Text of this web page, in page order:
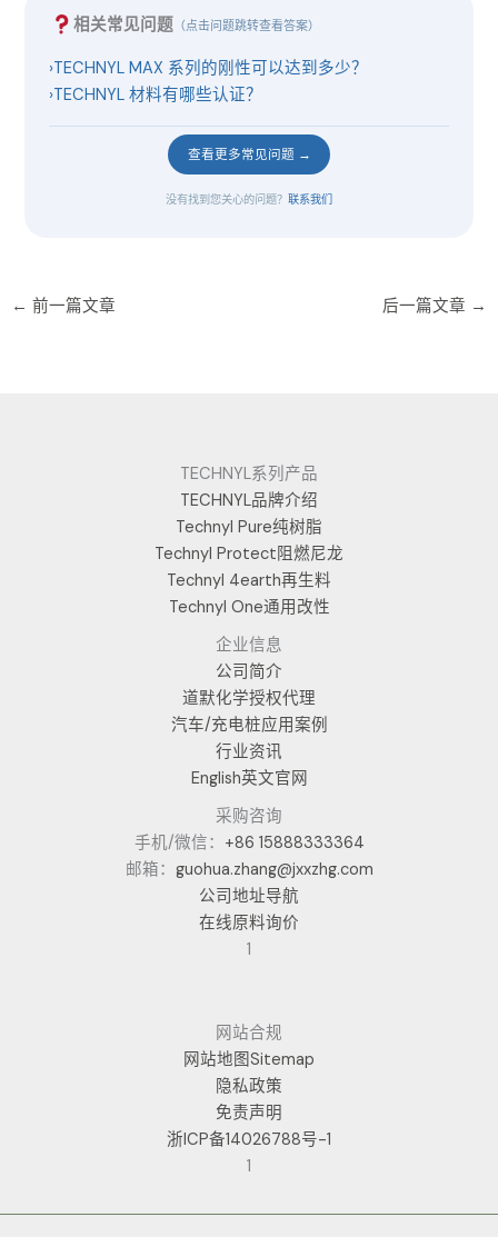
相关常见问题（点击问题跳转查看答案）
›TECHNYL MAX 系列的刚性可以达到多少？
›TECHNYL 材料有哪些认证？
查看更多常见问题 →
没有找到您关心的问题？ 联系我们
← 前一篇文章 后一篇文章 →
TECHNYL系列产品
TECHNYL品牌介绍
Technyl Pure纯树脂
Technyl Protect阻燃尼龙
Technyl 4earth再生料
Technyl One通用改性
企业信息
公司简介
道默化学授权代理
汽车/充电桩应用案例
行业资讯
English英文官网
采购咨询
手机/微信： +86 15888333364
邮箱： guohua.zhang@jxxzhg.com
公司地址导航
在线原料询价
1
网站合规
网站地图Sitemap
隐私政策
免责声明
浙ICP备14026788号-1
1